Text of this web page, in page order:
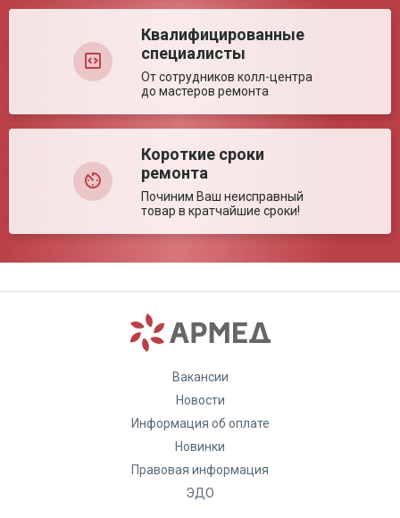
Квалифицированные
специалисты
От сотрудников колл-центра
до мастеров ремонта
Короткие сроки
ремонта
Починим Ваш неисправный
товар в кратчайшие сроки!
Вакансии
Новости
Информация об оплате
Новинки
Правовая информация
ЭДО